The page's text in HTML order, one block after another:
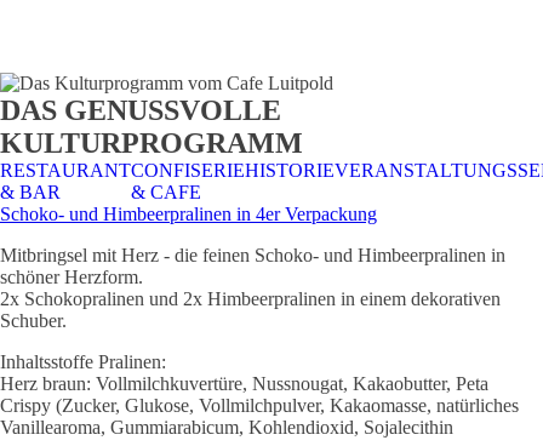
CAFE &
RESTAURANT
TISCHRESERVIERUNG
& KARTE
TISCHRESERVIERUNG
& SPEISEKARTE
DAS GENUSSVOLLE
KULTURPROGRAMM
RESTAURANT
& BAR
CONFISERIE
& CAFE
HISTORIE
Schoko- und Himbeerpralinen in 4er Verpackung
Mitbringsel mit Herz - die feinen Schoko- und Himbeerpralinen in
schöner Herzform.
2x Schokopralinen und 2x Himbeerpralinen in einem dekorativen
Schuber.
Inhaltsstoffe Pralinen:
Herz braun: Vollmilchkuvertüre, Nussnougat, Kakaobutter, Peta
Crispy (Zucker, Glukose, Vollmilchpulver, Kakaomasse, natürliches
Vanillearoma, Gummiarabicum, Kohlendioxid, Sojalecithin